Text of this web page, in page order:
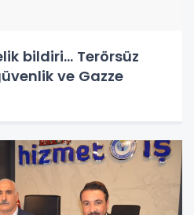
bildiri... Terörsüz
ve Gazze